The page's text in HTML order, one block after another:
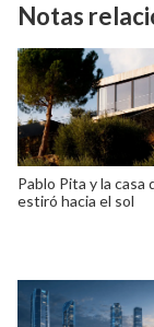
Notas
Pablo Pita y la casa
estiró hacia el sol